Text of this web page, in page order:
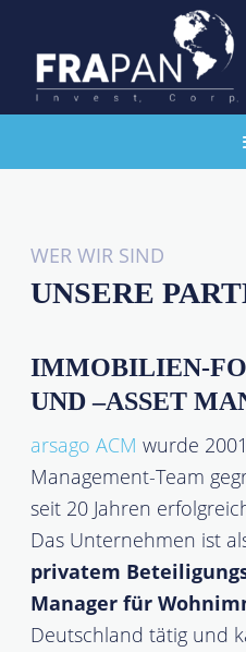
WER WIR SIND
UNSERE
IMMOBILIEN-
UND –ASSET
arsago ACM wurde
Management-Team
seit 20 Jahren
Das Unternehmen ist
privatem
Manager für
Deutschland tätig und